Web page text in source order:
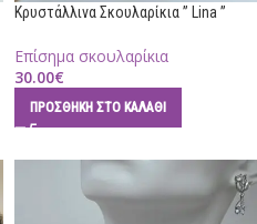
Κρυστάλλινα Σκουλαρίκια ” Lina ”
Επίσημα σκουλαρίκια
30.00€
ΠΡΟΣΘΉΚΗ ΣΤΟ ΚΑΛΆΘΙ